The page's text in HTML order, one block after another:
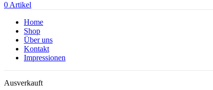
0 Artikel
Home
Shop
Über uns
Kontakt
Impressionen
Ausverkauft